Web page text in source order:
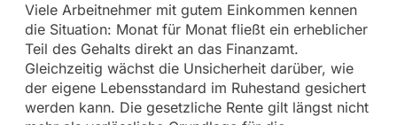
Viele Arbeitnehmer mit gutem Einkommen kennen
die Situation: Monat für Monat fließt ein erheblicher
Teil des Gehalts direkt an das Finanzamt.
Gleichzeitig wächst die Unsicherheit darüber, wie
der eigene Lebensstandard im Ruhestand gesichert
werden kann. Die gesetzliche Rente gilt längst nicht